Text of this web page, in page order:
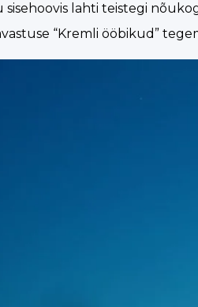
lahti teistegi
“Kremli ööbikud”